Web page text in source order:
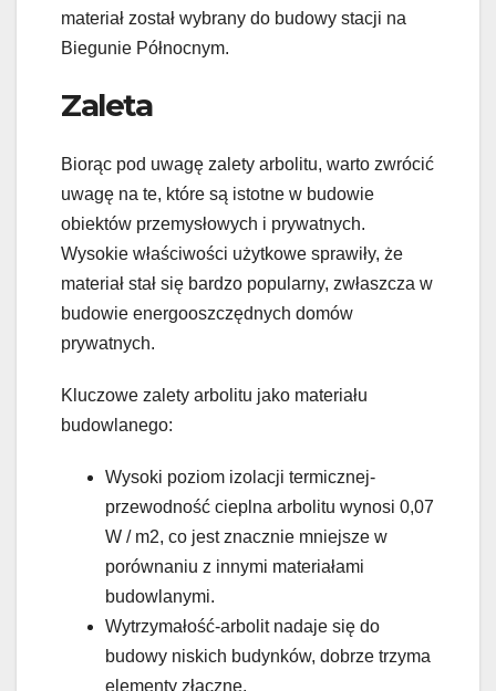
materiał został wybrany do budowy stacji na
Biegunie Północnym.
Zaleta
Biorąc pod uwagę zalety arbolitu, warto zwrócić
uwagę na te, które są istotne w budowie
obiektów przemysłowych i prywatnych.
Wysokie właściwości użytkowe sprawiły, że
materiał stał się bardzo popularny, zwłaszcza w
budowie energooszczędnych domów
prywatnych.
Kluczowe zalety arbolitu jako materiału
budowlanego:
Wysoki poziom izolacji termicznej-
przewodność cieplna arbolitu wynosi 0,07
W / m2, co jest znacznie mniejsze w
porównaniu z innymi materiałami
budowlanymi.
Wytrzymałość-arbolit nadaje się do
budowy niskich budynków, dobrze trzyma
elementy złączne.